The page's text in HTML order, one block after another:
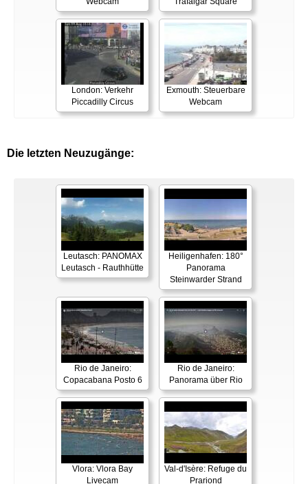
London: Verkehr
Piccadilly Circus
Exmouth: Steuerbare
Webcam
Die letzten Neuzugänge:
Leutasch: PANOMAX
Leutasch - Rauthhütte
Heiligenhafen: 180°
Panorama
Steinwarder Strand
Rio de Janeiro:
Copacabana Posto 6
Rio de Janeiro:
Panorama über Rio
Vlora: Vlora Bay
Livecam
Val-d'Isère: Refuge du
Prariond